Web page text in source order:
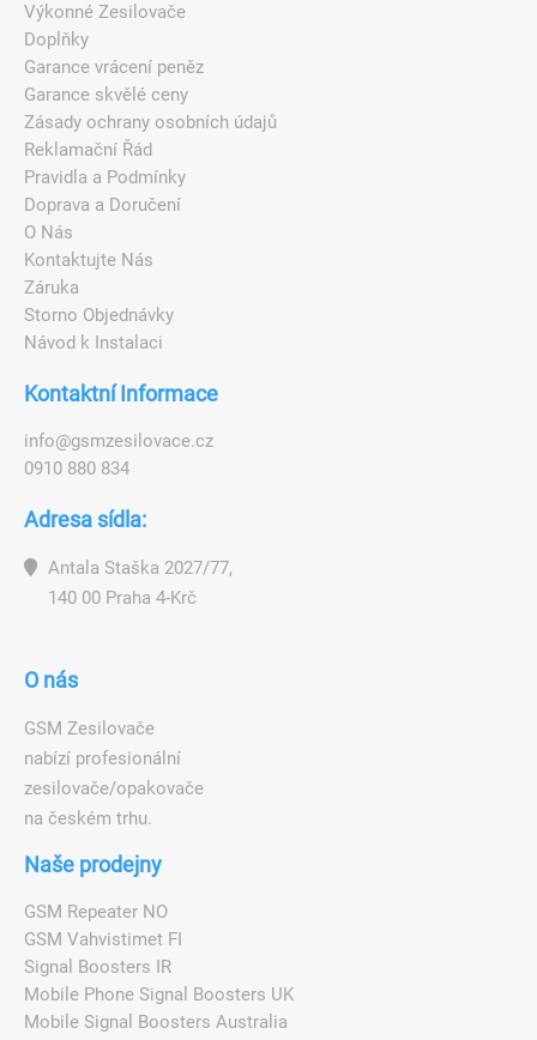
Výkonné Zesilovače
Doplňky
Garance vrácení peněz
Garance skvělé ceny
Zásady ochrany osobních údajů
Reklamační Řád
Pravidla a Podmínky
Doprava a Doručení
O Nás
Kontaktujte Nás
Záruka
Storno Objednávky
Návod k Instalaci
Kontaktní Informace
info@gsmzesi ovace.cz
0910 880 834
Adresa sídla:
Antala Staška 2027/77,
140 00 Praha 4-Krč
O nás
GSM Zesilovače
nabízí profesionální
zesilovače/opakovače
na českém trhu.
Naše prodejny
GSM Repeater NO
GSM Vahvistimet FI
Signal Boosters IR
Mobile Phone Signal Boosters UK
Mobile Signal Boosters Australia